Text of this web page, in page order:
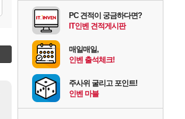
PC 견적이 궁금하다면?
IT인벤 견적게시판
매일매일,
인벤 출석체크!
주사위 굴리고 포인트!
인벤 마블